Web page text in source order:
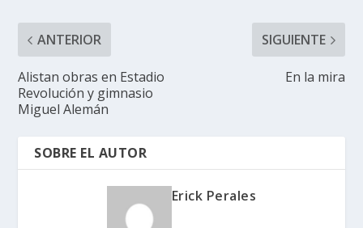
ANTERIOR
Alistan obras en Estadio
Revolución y gimnasio
Miguel Alemán
SIGUIENTE
En la mira
SOBRE EL AUTOR
Erick Perales